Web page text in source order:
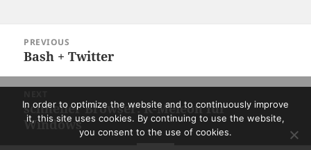
navigation
PREVIOUS
Previous
Bash + Twitter
Next
post:
schneller Browser: K-Meleon für
Windows
In order to optimize the website and to continuously improve
it, this site uses cookies. By continuing to use the website,
you consent to the use of cookies.